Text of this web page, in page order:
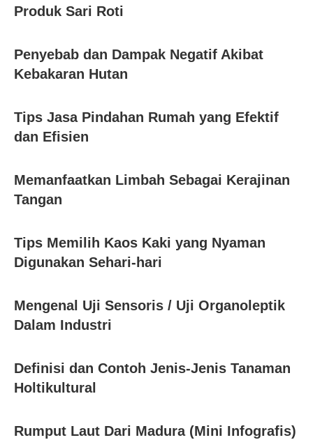
Produk Sari Roti
Penyebab dan Dampak Negatif Akibat
Kebakaran Hutan
Tips Jasa Pindahan Rumah yang Efektif
dan Efisien
Memanfaatkan Limbah Sebagai Kerajinan
Tangan
Tips Memilih Kaos Kaki yang Nyaman
Digunakan Sehari-hari
Mengenal Uji Sensoris / Uji Organoleptik
Dalam Industri
Definisi dan Contoh Jenis-Jenis Tanaman
Holtikultural
Rumput Laut Dari Madura (Mini Infografis)